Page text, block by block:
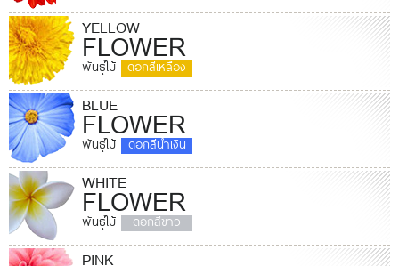
YELLOW
FLOWER
พันธุ์ไม้ ดอกสีเหลือง
BLUE
FLOWER
พันธุ์ไม้ ดอกสีน้ำเงิน
WHITE
FLOWER
พันธุ์ไม้ ดอกสีขาว
PINK